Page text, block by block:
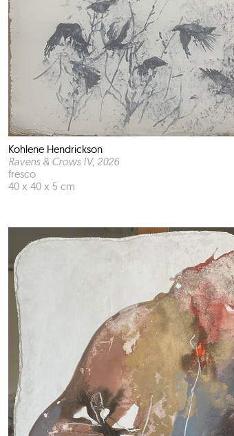
Kohlene Hendrickson
Ravens & Crows IV, 2026
fresco
40 x 40 x 5 cm